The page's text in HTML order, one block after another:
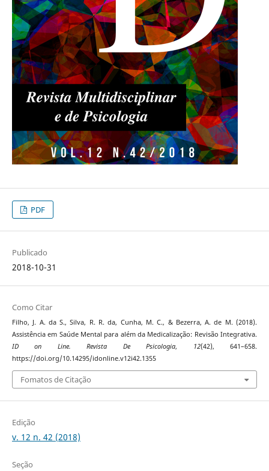
PDF
Publicado
2018-10-31
Como Citar
Filho, J. A. da S., Silva, R. R. da, Cunha, M. C., & Bezerra, A. de M. (2018).
Assistência em Saúde Mental para além da Medicalização: Revisão Integrativa.
ID on Line. Revista De Psicologia, 12(42), 641–658.
https://doi.org/10.14295/idonline.v12i42.1355
Fomatos de Citação
Edição
v. 12 n. 42 (2018)
Seção